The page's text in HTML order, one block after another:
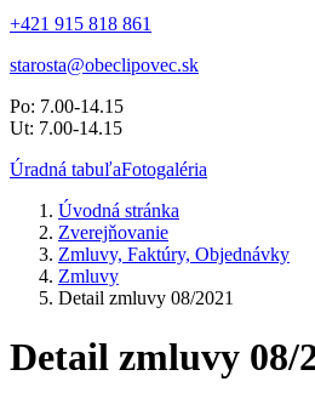
+421 915 818 861
starosta@obeclipovec.sk
Po: 7.00-14.15
Ut: 7.00-14.15
Úradná tabuľaFotogaléria
Úvodná stránka
Zverejňovanie
Zmluvy, Faktúry, Objednávky
Zmluvy
Detail zmluvy 08/2021
Detail zmluvy 08/